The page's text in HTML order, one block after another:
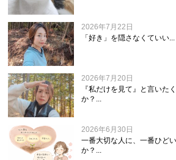
2026年7月22日
「好き」を隠さなくていい...
2026年7月20日
『私だけを見て』と言いた
か？...
2026年6月30日
一番大切な人に、一番ひど
か？...